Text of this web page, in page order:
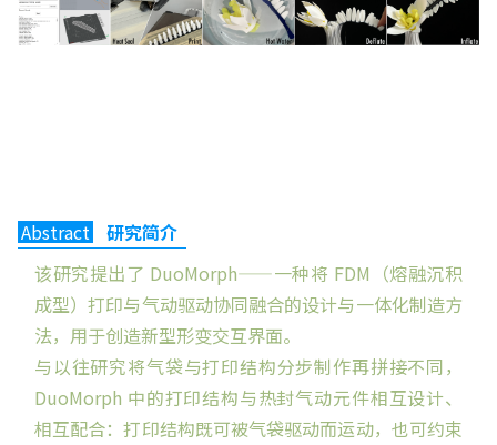
Abstract
研究简介
该研究提出了 DuoMorph——一种将 FDM（熔融沉积
成型）打印与气动驱动协同融合的设计与一体化制造方
法，用于创造新型形变交互界面。
与以往研究将气袋与打印结构分步制作再拼接不同，
DuoMorph 中的打印结构与热封气动元件相互设计、
相互配合：打印结构既可被气袋驱动而运动，也可约束